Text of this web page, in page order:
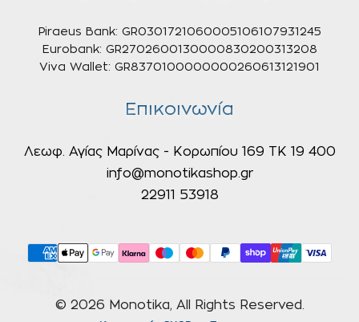
Piraeus Bank: GR0301721060005106107931245
Eurobank: GR2702600130000830200313208
Viva Wallet: GR8370100000000260613121901
Επικοινωνία
Λεωφ. Αγίας Μαρίνας - Κορωπίου 169 ΤΚ 19 400
info@monotikashop.gr
22911 53918
© 2026 Monotika, All Rights Reserved.